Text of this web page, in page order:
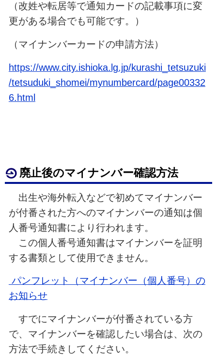
（改姓や転居等で通知カードの記載事項に変
更がある場合でも可能です。）
（マイナンバーカードの申請方法）
https://www.city.ishioka.lg.jp/kurashi_tetsuzuki
/tetsuduki_shomei/mynumbercard/page00332
6.html
廃止後のマイナンバー確認方法
出生や海外転入などで初めてマイナンバー
が付番された方へのマイナンバーの通知は個
人番号通知書により行われます。
この個人番号通知書はマイナンバーを証明
する書類として使用できません。
パンフレット（マイナンバー（個人番号）の
お知らせ
すでにマイナンバーが付番されている方
で、マイナンバーを確認したい場合は、次の
方法で手続きしてください。